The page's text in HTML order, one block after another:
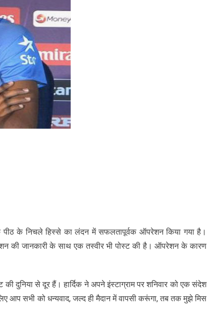
पीठ के निचले हिस्से का लंदन में सफलतापूर्वक ऑपरेशन किया गया है।
की जानकारी के साथ एक तस्वीर भी पोस्ट की है। ऑपरेशन के कारण
दुनिया से दूर हैं। हार्दिक ने अपने इंस्टाग्राम पर शनिवार को एक संदेश
आप सभी को धन्यवाद, जल्द ही मैदान में वापसी करूंगा, तब तक मुझे मिस